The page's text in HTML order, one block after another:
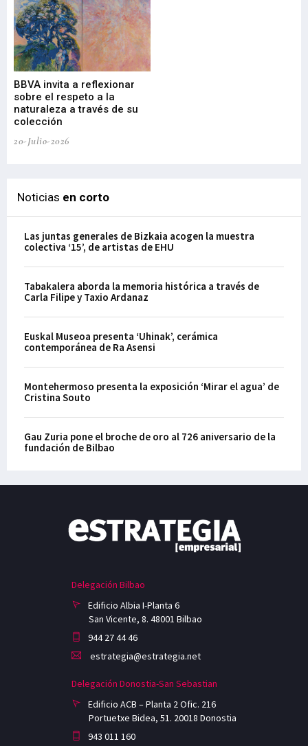
BBVA invita a reflexionar
sobre el respeto a la
naturaleza a través de su
colección
20-Julio-2026
Noticias en corto
Las juntas generales de Bizkaia acogen la muestra
colectiva ‘15’, de artistas de EHU
Tabakalera aborda la memoria histórica a través de
Carla Filipe y Taxio Ardanaz
Euskal Museoa presenta ‘Uhinak’, cerámica
contemporánea de Ra Asensi
Montehermoso presenta la exposición ‘Mirar el agua’ de
Cristina Souto
Gau Zuria pone el broche de oro al 726 aniversario de la
fundación de Bilbao
Delegación Bilbao
Edificio Albia I-Planta 6
San Vicente, 8. 48001 Bilbao
944 27 44 46
estrategia@estrategia.net
Delegación Donostia-San Sebastian
Edificio ACB – Planta 2 Ofic. 216
Portuetxe Bidea, 51. 20018 Donostia
943 011 160